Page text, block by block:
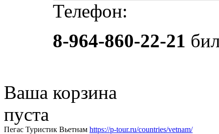
Телефон:
8-964-860-22-21
Ваша корзина
пуста
Пегас Туристик Вьетнам https://p-tour.ru/countries/vetnam/